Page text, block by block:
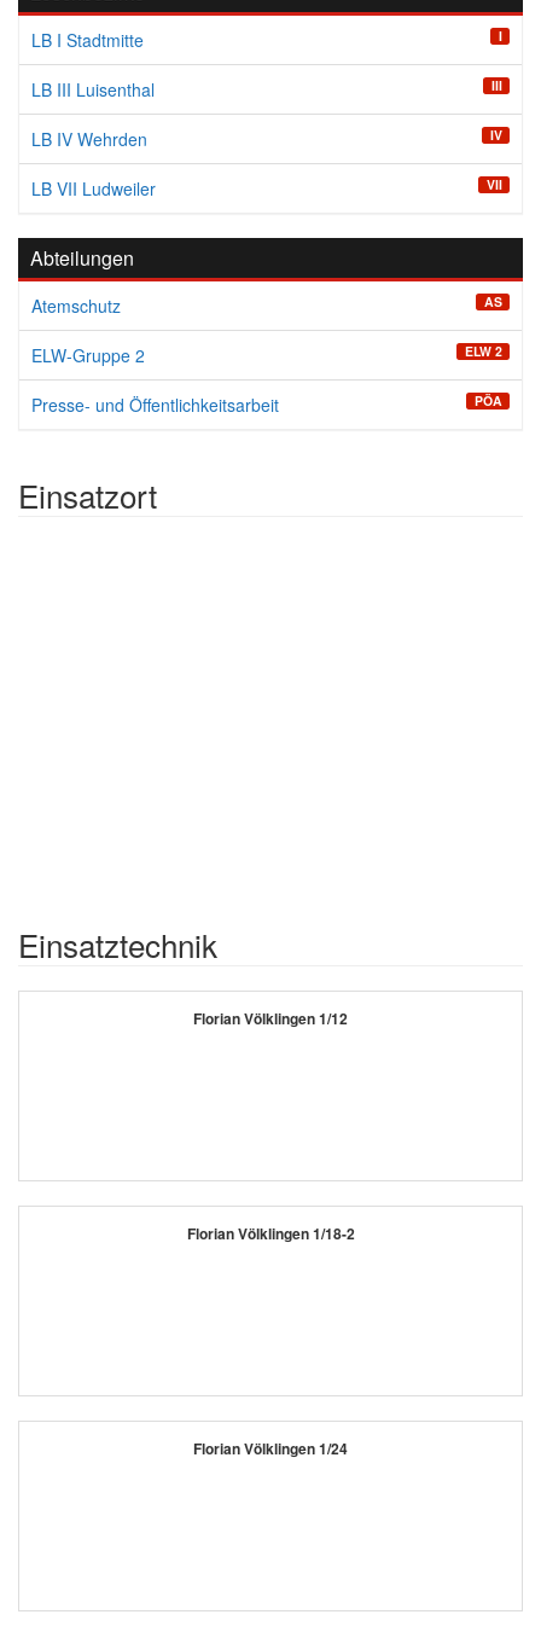
LB I Stadtmitte I
LB III Luisenthal III
LB IV Wehrden IV
LB VII Ludweiler VII
Abteilungen
Atemschutz AS
ELW-Gruppe 2 ELW 2
Presse- und Öffentlichkeitsarbeit PÖA
Einsatzort
Einsatztechnik
Florian Völklingen 1/12
Florian Völklingen 1/18-2
Florian Völklingen 1/24